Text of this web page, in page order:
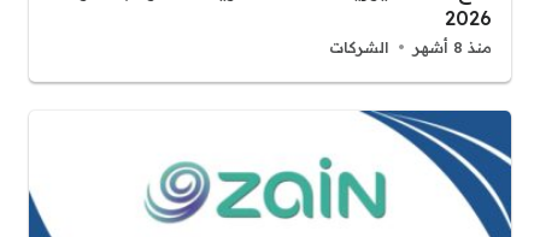
2026
منذ 8 أشهر الشركات